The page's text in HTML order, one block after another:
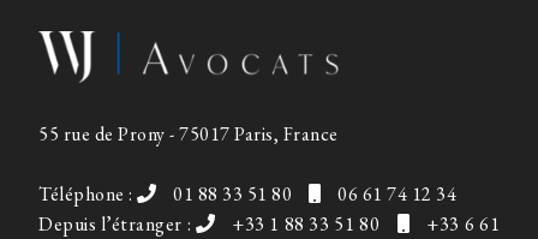
55 rue de Prony - 75017 Paris, France
Téléphone : 01 88 33 51 80
06 61 74 12 34
Depuis l’étranger :
+33 1 88 33 51 80
+33 6 61